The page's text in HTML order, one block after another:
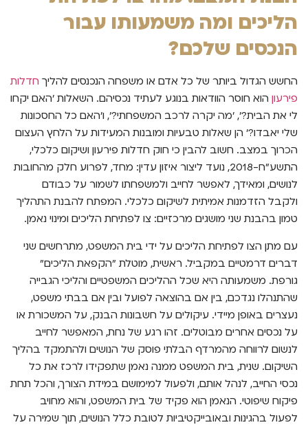
הליכים ומה משמעותו עבור
הנכסים שלכם?
החשש הגדול ביותר של כל אדם או משפחה הנכנסים להליך חדלות
פירעון הוא חוסר הוודאות בנוגע לעתיד נכסיהם. השאלות 'האם יקחו
לי את הבית?', 'מה יקרה לרכב המשפחתי?', ו'האם כל החסכונות
שלי יאבדו?' הן שאלות טבעיות ומובנות המעידות על הלחץ העצום
הכרוך במצב. חשוב להבין כי חוק חדלות פירעון ושיקום כלכלי,
התשע"ח-2018, נועד ליצור איזון עדין: מחד, לפרוע חלק מהחובות
לנושים, ומאידך, לאפשר לחייב ולמשפחתו לשמור על כבודם
ולקבל הזדמנות אמיתית לשיקום כלכלי. המפתח להבנת התהליך
טמון בהבנת שני מושגים מרכזיים: צו לפתיחת הליכים ומינוי נאמן.
עם מתן הצו לפתיחת הליכים על ידי בית המשפט, מתרחשים שני
דברים דרמטיים במקביל. ראשית, מוטלת "הקפאת הליכים"
גורפת. משמעותה היא שכל ההליכים המשפטיים והליכי הגבייה
שהתנהלו נגדכם, בין אם בהוצאה לפועל ובין אם בבתי משפט,
נעצרים באופן מיידי. עיקולים על חשבונות הבנק, על המשכורת או
על נכסים אחרים מבוטלים. זהו רגע של נחת, המאפשר לחייב
לנשום לרווחה מהמרדף הבלתי פוסק של הנושים ולהתמקד בהליך
השיקום. שנית, בית המשפט ממנה נאמן שתפקידו לרכז את כל
נכסי החייב, לנהל אותם, ולפעול למימושם במידת הצורך, והכל תחת
פיקוח שיפוטי. הנאמן הוא פקיד של בית המשפט, והוא מחויב
לפעול בהגינות ובאובייקטיביות לטובת כלל הנושים, תוך שמירה על